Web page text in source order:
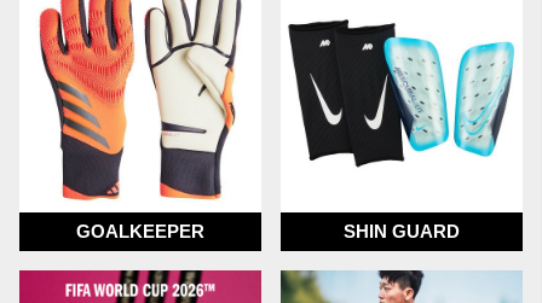
GOALKEEPER SHIN GUARD